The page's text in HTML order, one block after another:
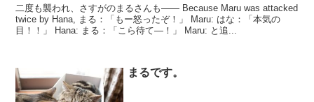
二度も襲われ、さすがのまるさんも―― Because Maru was attacked
twice by Hana, まる：「もー怒ったぞ！」 Maru: はな：「本気の
目！！」 Hana: まる：「こら待て―！」 Maru: と追...
まるです。